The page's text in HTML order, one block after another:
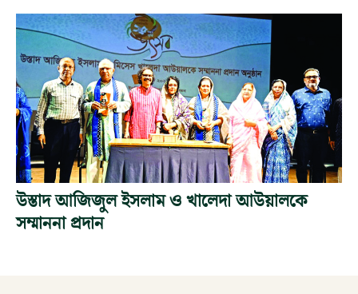
উস্তাদ আজিজুল ইসলাম ও খালেদা আউয়ালকে
সম্মাননা প্রদান